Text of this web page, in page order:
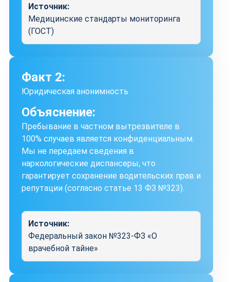
Источник:
Медицинские стандарты мониторинга
(ГОСТ)
Факт 2:
Юридическая анонимность
Объяснение:
Пребывание в частном вытрезвителе в
100% случаев является конфиденциальным.
Мы не передаем сведения в
наркологические диспансеры, что
гарантирует сохранение водительских прав и
репутации (согласно статье 13 ФЗ №323).
Источник:
Федеральный закон №323-ФЗ «О
врачебной тайне»